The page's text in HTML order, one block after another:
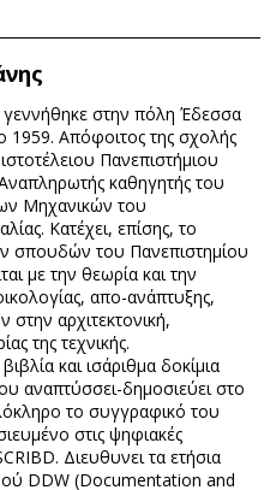
γεννήθηκε στην πόλη Έδεσσα
1959. Απόφοιτος της σχολής
Πανεπιστήμιου
καθηγητής του
Μηχανικών του
Κατέχει, επίσης, το
σπουδών του Πανεπιστημίου
με την θεωρία και την
απο-ανάπτυξης,
στην αρχιτεκτονική,
της τεχνικής.
και ισάριθμα δοκίμια
αναπτύσσει-δημοσιεύει στο
το συγγραφικό του
στις ψηφιακές
Διευθυνει τα ετήσια
DDW (Documentation and